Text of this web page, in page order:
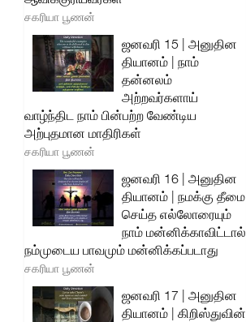
சகரியா பூணன்
ஜனவரி 15 | அனுதின
தியானம் | நாம்
தன்னலம்
அற்றவர்களாய்
வாழ்ந்திட நாம் பின்பற்ற வேண்டிய
அற்புதமான மாதிரிகள்
சகரியா பூணன்
ஜனவரி 16 | அனுதின
தியானம் | நமக்கு தீமை
செய்த எல்லோரையும்
நாம் மன்னிக்காவிட்டால்
நம்முடைய பாவமும் மன்னிக்கப்படாது
சகரியா பூணன்
ஜனவரி 17 | அனுதின
தியானம் | கிறிஸ்துவின்